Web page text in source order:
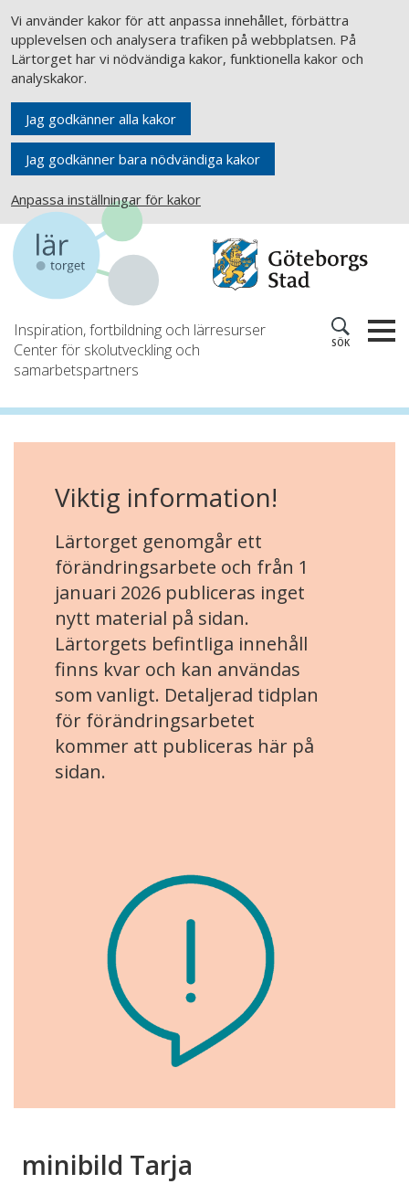
Vi använder kakor för att anpassa innehållet, förbättra
upplevelsen och analysera trafiken på webbplatsen. På
Lärtorget har vi nödvändiga kakor, funktionella kakor och
analyskakor.
Jag godkänner alla kakor
Jag godkänner bara nödvändiga kakor
Anpassa inställningar för kakor
Inspiration, fortbildning och lärresurser
Center för skolutveckling och
samarbetspartners
SÖK
Viktig information!
Lärtorget genomgår ett
förändringsarbete och från 1
januari 2026 publiceras inget
nytt material på sidan.
Lärtorgets befintliga innehåll
finns kvar och kan användas
som vanligt. Detaljerad tidplan
för förändringsarbetet
kommer att publiceras här på
sidan.
minibild Tarja